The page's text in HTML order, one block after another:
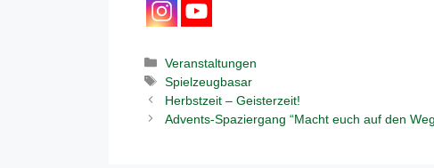
Kategorien
Veranstaltungen
Schlagwörter
Spielzeugbasar
Herbstzeit – Geisterzeit!
Advents-Spaziergang “Macht euch auf den